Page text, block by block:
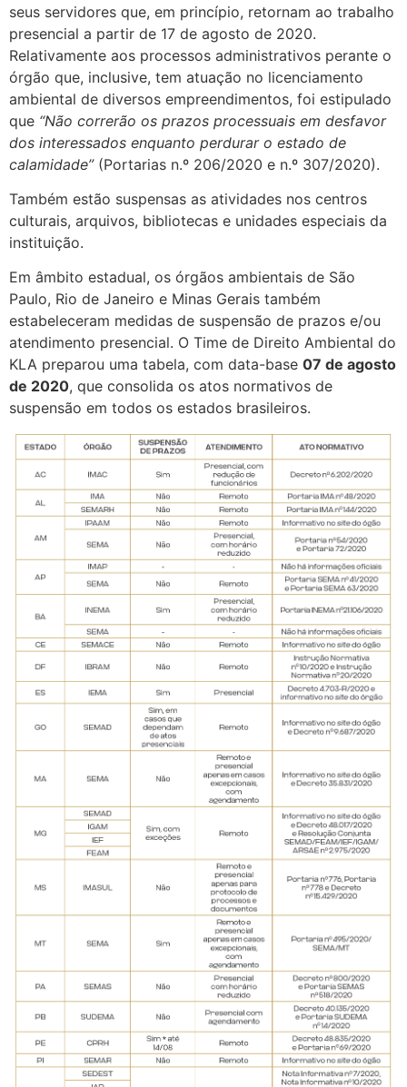
seus servidores que, em princípio, retornam ao trabalho
presencial a partir de 17 de agosto de 2020.
Relativamente aos processos administrativos perante o
órgão que, inclusive, tem atuação no licenciamento
ambiental de diversos empreendimentos, foi estipulado
que “Não correrão os prazos processuais em desfavor
dos interessados enquanto perdurar o estado de
calamidade”(Portarias n.º 206/2020 e n.º 307/2020).
Também estão suspensas as atividades nos centros
culturais, arquivos, bibliotecas e unidades especiais da
instituição.
Em âmbito estadual, os órgãos ambientais de São
Paulo, Rio de Janeiro e Minas Gerais também
estabeleceram medidas de suspensão de prazos e/ou
atendimento presencial. O Time de Direito Ambiental do
KLA preparou uma tabela, com data-base 07 de agosto
de 2020, que consolida os atos normativos de
suspensão em todos os estados brasileiros.